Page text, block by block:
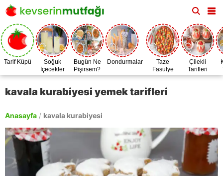
Tarif Küpü
Soğuk
İçecekler
Bugün Ne
Pişirsem?
Dondurmalar
Taze
Fasulye
Zamanı
Çilekli
Tarifleri
kavala kurabiyesi yemek tarifleri
Anasayfa / kavala kurabiyesi